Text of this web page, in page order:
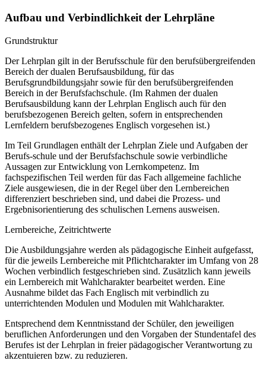
Aufbau und Verbindlichkeit der Lehrpläne
Grundstruktur
Der Lehrplan gilt in der Berufsschule für den berufsübergreifenden
Bereich der dualen Berufsausbildung, für das
Berufsgrundbildungsjahr sowie für den berufsübergreifenden
Bereich in der Berufsfachschule. (Im Rahmen der dualen
Berufsausbildung kann der Lehrplan Englisch auch für den
berufsbezogenen Bereich gelten, sofern in entsprechenden
Lernfeldern berufsbezogenes Englisch vorgesehen ist.)
Im Teil Grundlagen enthält der Lehrplan Ziele und Aufgaben der
Berufs-schule und der Berufsfachschule sowie verbindliche
Aussagen zur Entwicklung von Lernkompetenz. Im
fachspezifischen Teil werden für das Fach allgemeine fachliche
Ziele ausgewiesen, die in der Regel über den Lernbereichen
differenziert beschrieben sind, und dabei die Prozess- und
Ergebnisorientierung des schulischen Lernens ausweisen.
Lernbereiche, Zeitrichtwerte
Die Ausbildungsjahre werden als pädagogische Einheit aufgefasst,
für die jeweils Lernbereiche mit Pflichtcharakter im Umfang von 28
Wochen verbindlich festgeschrieben sind. Zusätzlich kann jeweils
ein Lernbereich mit Wahlcharakter bearbeitet werden. Eine
Ausnahme bildet das Fach Englisch mit verbindlich zu
unterrichtenden Modulen und Modulen mit Wahlcharakter.
Entsprechend dem Kenntnisstand der Schüler, den jeweiligen
beruflichen Anforderungen und den Vorgaben der Stundentafel des
Berufes ist der Lehrplan in freier pädagogischer Verantwortung zu
akzentuieren bzw. zu reduzieren.